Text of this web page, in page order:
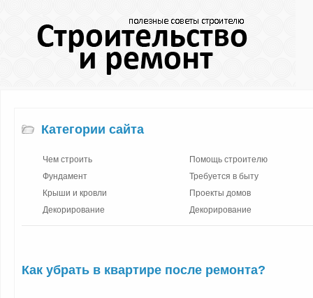
Категории сайта
Чем строить
Фундамент
Крыши и кровли
Декорирование
Помощь строителю
Требуется в быту
Проекты домов
Декорирование
Как убрать в квартире после ремонта?